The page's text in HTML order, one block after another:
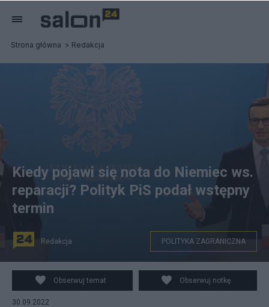
Strona główna Redakcja
W najbliższych dniach pojawi się nota dyplomatyczna
do Niemiec ws. reparacji? (fot. Twitter/KPRM)
Kiedy pojawi się nota do Niemiec ws.
reparacji? Polityk PiS podał wstępny
termin
Redakcja POLITYKA ZAGRANICZNA
Obserwuj temat Obserwuj notkę
30.09.2022